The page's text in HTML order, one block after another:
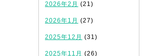
2026年2月 (21)
2026年1月 (27)
2025年12月 (31)
2025年11月 (26)